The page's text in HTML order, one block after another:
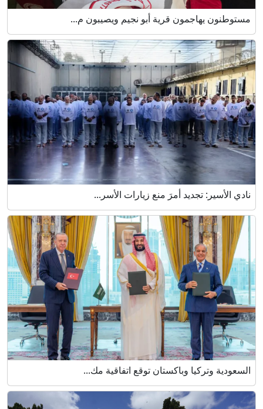
مستوطنون يهاجمون قرية أبو نجيم ويصيبون م...
نادي الأسير: تجديد أمرَ منع زيارات الأسر...
السعودية وتركيا وباكستان توقع اتفاقية مك...